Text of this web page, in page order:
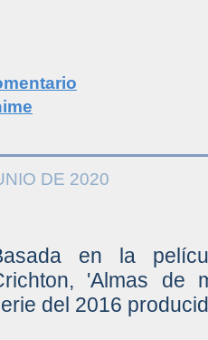
DE 2020
en la
'Almas de
del 2016